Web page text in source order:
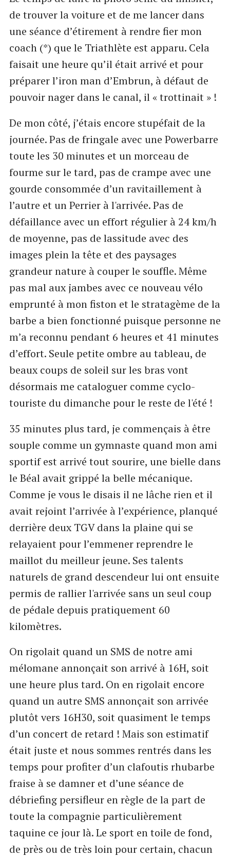
de trouver la voiture et de me lancer dans
une séance d’étirement à rendre fier mon
coach (*) que le Triathlète est apparu. Cela
faisait une heure qu’il était arrivé et pour
préparer l’iron man d’Embrun, à défaut de
pouvoir nager dans le canal, il « trottinait » !
De mon côté, j’étais encore stupéfait de la
journée. Pas de fringale avec une Powerbarre
toute les 30 minutes et un morceau de
fourme sur le tard, pas de crampe avec une
gourde consommée d’un ravitaillement à
l’autre et un Perrier à l'arrivée. Pas de
défaillance avec un effort régulier à 24 km/h
de moyenne, pas de lassitude avec des
images plein la tête et des paysages
grandeur nature à couper le souffle. Même
pas mal aux jambes avec ce nouveau vélo
emprunté à mon fiston et le stratagème de la
barbe a bien fonctionné puisque personne ne
m’a reconnu pendant 6 heures et 41 minutes
d’effort. Seule petite ombre au tableau, de
beaux coups de soleil sur les bras vont
désormais me cataloguer comme cyclo-
touriste du dimanche pour le reste de l'été !
35 minutes plus tard, je commençais à être
souple comme un gymnaste quand mon ami
sportif est arrivé tout sourire, une bielle dans
le Béal avait grippé la belle mécanique.
Comme je vous le disais il ne lâche rien et il
avait rejoint l’arrivée à l’expérience, planqué
derrière deux TGV dans la plaine qui se
relayaient pour l’emmener reprendre le
maillot du meilleur jeune. Ses talents
naturels de grand descendeur lui ont ensuite
permis de rallier l'arrivée sans un seul coup
de pédale depuis pratiquement 60
kilomètres.
On rigolait quand un SMS de notre ami
mélomane annonçait son arrivé à 16H, soit
une heure plus tard. On en rigolait encore
quand un autre SMS annonçait son arrivée
plutôt vers 16H30, soit quasiment le temps
d’un concert de retard ! Mais son estimatif
était juste et nous sommes rentrés dans les
temps pour profiter d’un clafoutis rhubarbe
fraise à se damner et d’une séance de
débriefing persifleur en règle de la part de
toute la compagnie particulièrement
taquine ce jour là. Le sport en toile de fond,
de près ou de très loin pour certain, chacun